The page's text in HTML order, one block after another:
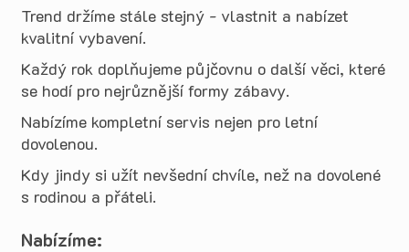
Trend držíme stále stejný - vlastnit a nabízet
kvalitní vybavení.
Každý rok doplňujeme půjčovnu o další věci, které
se hodí pro nejrůznější formy zábavy.
Nabízíme kompletní servis nejen pro letní
dovolenou.
Kdy jindy si užít nevšední chvíle, než na dovolené
s rodinou a přáteli.
Nabízíme: